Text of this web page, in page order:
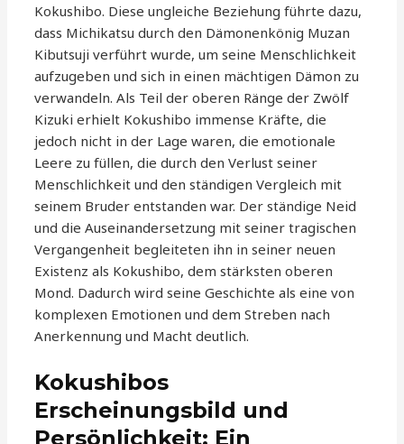
Kokushibo. Diese ungleiche Beziehung führte dazu,
dass Michikatsu durch den Dämonenkönig Muzan
Kibutsuji verführt wurde, um seine Menschlichkeit
aufzugeben und sich in einen mächtigen Dämon zu
verwandeln. Als Teil der oberen Ränge der Zwölf
Kizuki erhielt Kokushibo immense Kräfte, die
jedoch nicht in der Lage waren, die emotionale
Leere zu füllen, die durch den Verlust seiner
Menschlichkeit und den ständigen Vergleich mit
seinem Bruder entstanden war. Der ständige Neid
und die Auseinandersetzung mit seiner tragischen
Vergangenheit begleiteten ihn in seiner neuen
Existenz als Kokushibo, dem stärksten oberen
Mond. Dadurch wird seine Geschichte als eine von
komplexen Emotionen und dem Streben nach
Anerkennung und Macht deutlich.
Kokushibos
Erscheinungsbild und
Persönlichkeit: Ein